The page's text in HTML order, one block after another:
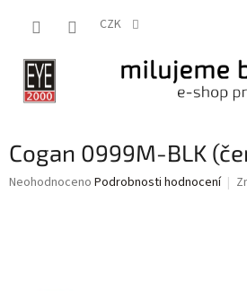
CZK
Cogan 0999M-BLK
Průměrné
Neohodnoceno Podrobnosti hodnocení